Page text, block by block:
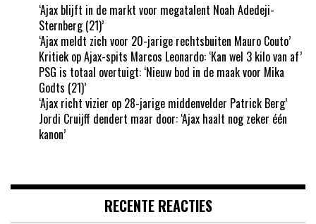
‘Ajax blijft in de markt voor megatalent Noah Adedeji-
Sternberg (21)’
‘Ajax meldt zich voor 20-jarige rechtsbuiten Mauro Couto’
Kritiek op Ajax-spits Marcos Leonardo: ‘Kan wel 3 kilo van af’
PSG is totaal overtuigt: ‘Nieuw bod in de maak voor Mika
Godts (21)’
‘Ajax richt vizier op 28-jarige middenvelder Patrick Berg’
Jordi Cruijff dendert maar door: ‘Ajax haalt nog zeker één
kanon’
RECENTE REACTIES